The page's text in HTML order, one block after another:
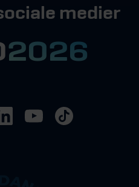
medier
2026